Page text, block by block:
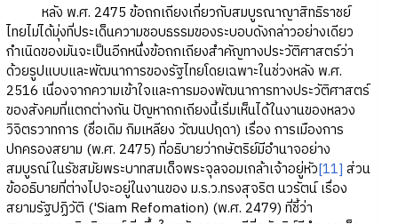
หลัง พ.ศ. 2475 ข้อถกเถียงเกี่ยวกับสมบูรณาญาสิทธิราชย์
ไทยไม่ได้มุ่งที่ประเด็นความชอบธรรมของระบอบดังกล่าวอย่างเดียว
กำเนิดของมันจะเป็นอีกหนึ่งข้อถกเถียงสำคัญทางประวัติศาสตร์ว่า
ด้วยรูปแบบและพัฒนาการของรัฐไทยโดยเฉพาะในช่วงหลัง พ.ศ.
2516 เนื่องจากความเข้าใจและการมองพัฒนาการทางประวัติศาสตร์
ของสังคมที่แตกต่างกัน ปัญหาถกเถียงนี้เริ่มเห็นได้ในงานของหลวง
วิจิตรวาทการ (ชื่อเดิม กิมเหลียง วัฒนปฤดา) เรื่อง การเมืองการ
ปกครองสยาม (พ.ศ. 2475) ที่อธิบายว่ากษัตริย์มีอำนาจอย่าง
สมบูรณ์ในรัชสมัยพระบาทสมเด็จพระจุลจอมเกล้าเจ้าอยู่หัว[11] ส่วน
ข้ออธิบายที่ต่างไปจะอยู่ในงานของ ม.ร.ว.ทรงสุจริต นวรัตน์ เรื่อง
สยามรัฐปฏิวัติ ('Siam Refomation) (พ.ศ. 2479) ที่ชี้ว่า